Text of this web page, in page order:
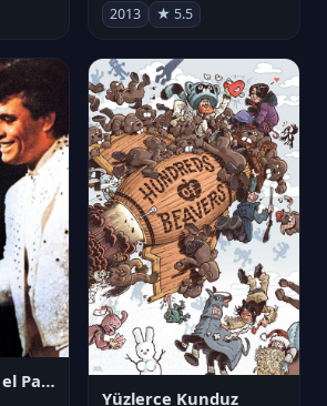
2013 ★ 5.5
Juan Gabriel en el Palacio de Bellas Artes
Yüzlerce Kunduz